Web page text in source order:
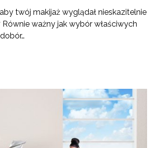
twój makijaż wyglądał nieskazitelnie
Równie ważny jak wybór właściwych